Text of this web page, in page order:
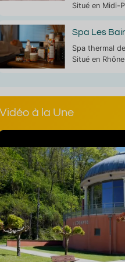
Situé en Midi-
Spa Les
Spa thermal de
Situé en
Vidéo à la Une